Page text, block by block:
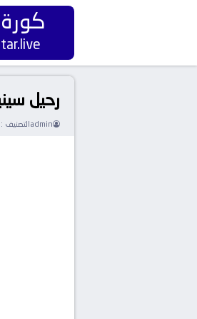
رحيل
adminالتصنيف :